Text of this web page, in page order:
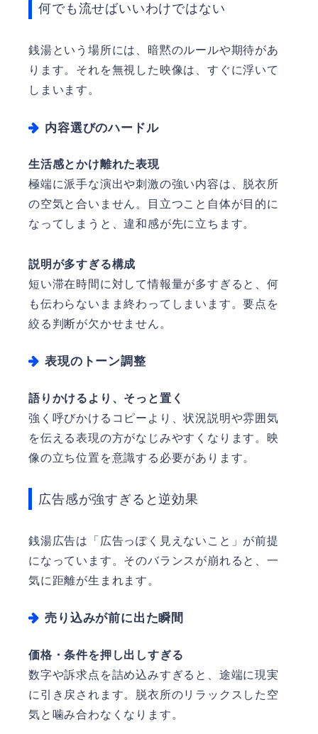
何でも流せばいいわけではない
銭湯という場所には、暗黙のルールや期待があ
ります。それを無視した映像は、すぐに浮いて
しまいます。
内容選びのハードル
生活感とかけ離れた表現
極端に派手な演出や刺激の強い内容は、脱衣所
の空気と合いません。目立つこと自体が目的に
なってしまうと、違和感が先に立ちます。
説明が多すぎる構成
短い滞在時間に対して情報量が多すぎると、何
も伝わらないまま終わってしまいます。要点を
絞る判断が欠かせません。
表現のトーン調整
語りかけるより、そっと置く
強く呼びかけるコピーより、状況説明や雰囲気
を伝える表現の方がなじみやすくなります。映
像の立ち位置を意識する必要があります。
広告感が強すぎると逆効果
銭湯広告は「広告っぽく見えないこと」が前提
になっています。そのバランスが崩れると、一
気に距離が生まれます。
売り込みが前に出た瞬間
価格・条件を押し出しすぎる
数字や訴求点を詰め込みすぎると、途端に現実
に引き戻されます。脱衣所のリラックスした空
気と噛み合わなくなります。